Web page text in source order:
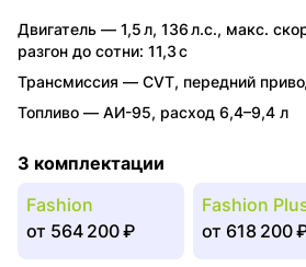
Двигатель — 1,5 л, 136 л.с., макс.
разгон до сотни: 11,3 с
Трансмиссия — CVT, передний
Топливо — АИ-95, расход 6,4–9,4 л
3 комплектации
Fashion
от 564 200 ₽
Fashion
от 618 200